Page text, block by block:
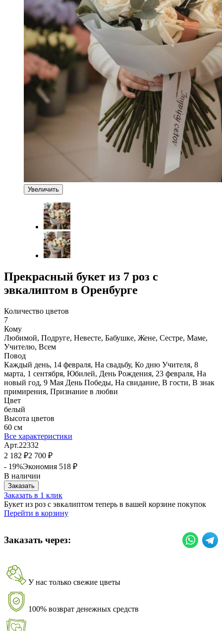
Увеличить
Прекрасный букет из 7 роз с
эвкалиптом в Оренбурге
Количество цветов
7
Кому
Любимой, Подруге, Невесте, Бабушке, Жене, Сестре, Маме,
Учителю, Всем
Повод
Каждый день, 14 февраля, На свадьбу, Ко дню Учителя, 8
марта, 1 сентября, Юбилей, День Рождения, 23 февраля, На
новый год, 9 Мая День Победы, На свидание, В гости, В знак
примирения, Признание в любви
Цвет
белый
Высота цветов
60 см
Все характеристики
Арт.22332
2 182 ₽2 700 ₽
- 19%Экономия 518 ₽
В наличии
Заказать
Заказать в 1 клик
Букет из роз с эвкалиптом теперь в вашей корзине покупок
Перейти в корзину
Заказать через:
У нас только свежие цветы
100% возврат денежных средств